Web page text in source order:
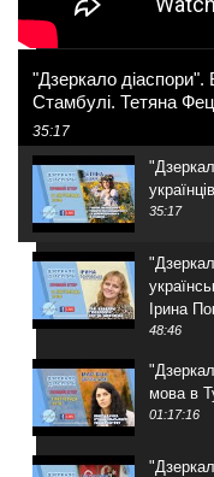
"Дзеркало діаспори".
Стамбулі. Тетяна
35:17
35:17
Ірина
48:46
мова в
01:17:16